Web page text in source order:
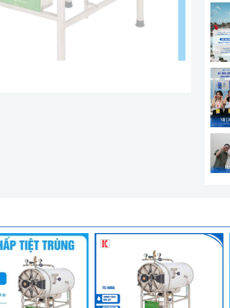
hiệu quả cao trong môi trường tiệt trùng.
bao gói, dụng cụ phẫu thuật, chất lỏng, đồ
bằng sợi thủy tinh chống thất thoát nhiệt ra